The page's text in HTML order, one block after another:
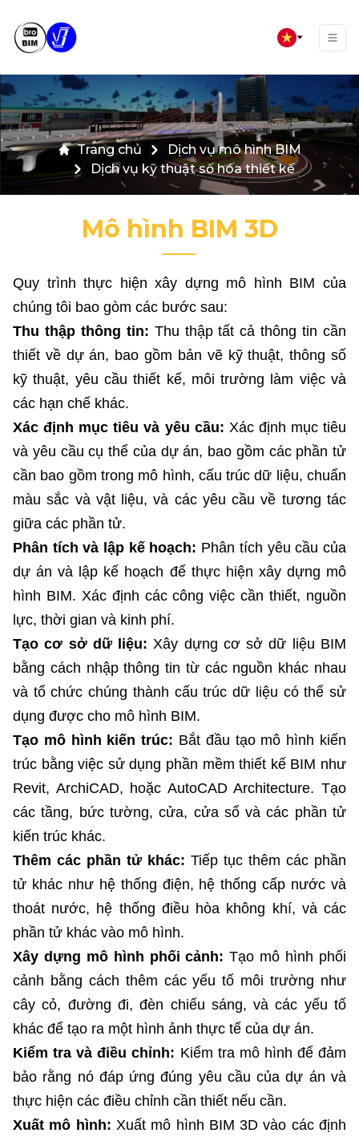
Trang chủ
Dịch vụ mô hình BIM
Dịch vụ kỹ thuật số hóa thiết kế
Mô hình BIM 3D
Quy trình thực hiện xây dựng mô hình BIM của
chúng tôi bao gòm các bước sau:
Thu thập thông tin: Thu thập tất cả thông tin cần
thiết về dự án, bao gồm bản vẽ kỹ thuật, thông số
kỹ thuật, yêu cầu thiết kế, môi trường làm việc và
các hạn chế khác.
Xác định mục tiêu và yêu cầu: Xác định mục tiêu
và yêu cầu cụ thể của dự án, bao gồm các phần tử
cần bao gồm trong mô hình, cấu trúc dữ liệu, chuẩn
màu sắc và vật liệu, và các yêu cầu về tương tác
giữa các phần tử.
Phân tích và lập kế hoạch: Phân tích yêu cầu của
dự án và lập kế hoạch để thực hiện xây dựng mô
hình BIM. Xác định các công việc cần thiết, nguồn
lực, thời gian và kinh phí.
Tạo cơ sở dữ liệu: Xây dựng cơ sở dữ liệu BIM
bằng cách nhập thông tin từ các nguồn khác nhau
và tổ chức chúng thành cấu trúc dữ liệu có thể sử
dụng được cho mô hình BIM.
Tạo mô hình kiến trúc: Bắt đầu tạo mô hình kiến
trúc bằng việc sử dụng phần mềm thiết kế BIM như
Revit, ArchiCAD, hoặc AutoCAD Architecture. Tạo
các tầng, bức tường, cửa, cửa sổ và các phần tử
kiến trúc khác.
Thêm các phần tử khác: Tiếp tục thêm các phần
tử khác như hệ thống điện, hệ thống cấp nước và
thoát nước, hệ thống điều hòa không khí, và các
phần tử khác vào mô hình.
Xây dựng mô hình phối cảnh: Tạo mô hình phối
cảnh bằng cách thêm các yếu tố môi trường như
cây cỏ, đường đi, đèn chiếu sáng, và các yếu tố
khác để tạo ra một hình ảnh thực tế của dự án.
Kiểm tra và điều chỉnh: Kiểm tra mô hình để đảm
bảo rằng nó đáp ứng đúng yêu cầu của dự án và
thực hiện các điều chỉnh cần thiết nếu cần.
Xuất mô hình: Xuất mô hình BIM 3D vào các định